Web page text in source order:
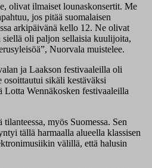
olivat ilmaiset lounaskonsertit. Me
jos pitää suomalaisen
arkipäivänä kello 12. Ne olivat
oli paljon sellaisia kuulijoita,
Nuorvala muistelee.
ja Laakson festivaaleilla oli
sikäli kestäväksi
Lotta Wennäkosken festivaaleilla
myös Suomessa. Sen
tällä harmaalla alueella klassisen
välillä, että halusin